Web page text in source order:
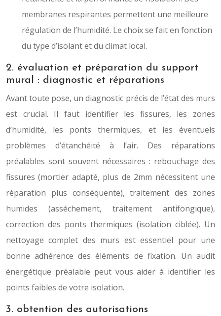
membranes respirantes permettent une meilleure
régulation de l’humidité. Le choix se fait en fonction
du type d’isolant et du climat local.
2. évaluation et préparation du support
mural : diagnostic et réparations
Avant toute pose, un diagnostic précis de l’état des murs
est crucial. Il faut identifier les fissures, les zones
d’humidité, les ponts thermiques, et les éventuels
problèmes d’étanchéité à l’air. Des réparations
préalables sont souvent nécessaires : rebouchage des
fissures (mortier adapté, plus de 2mm nécessitent une
réparation plus conséquente), traitement des zones
humides (asséchement, traitement antifongique),
correction des ponts thermiques (isolation ciblée). Un
nettoyage complet des murs est essentiel pour une
bonne adhérence des éléments de fixation. Un audit
énergétique préalable peut vous aider à identifier les
points faibles de votre isolation.
3. obtention des autorisations